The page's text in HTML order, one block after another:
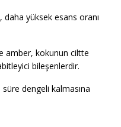
yüksek esans oranı
amber, kokunun ciltte
bileşenlerdir.
dengeli kalmasına